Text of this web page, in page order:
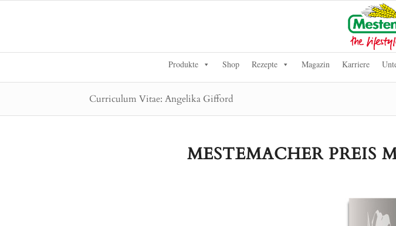
Produkte Shop Rezepte Magazin Karriere
Curriculum Vitae: Angelika Gifford
MESTEMACHER PREIS